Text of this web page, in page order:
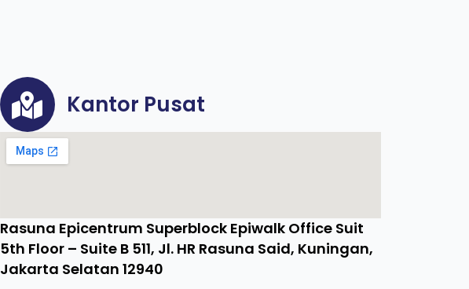
Kantor Pusat
Rasuna Epicentrum Superblock Epiwalk Office Suit
5th Floor – Suite B 511, Jl. HR Rasuna Said, Kuningan,
Jakarta Selatan 12940